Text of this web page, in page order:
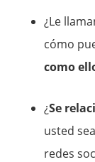
¿Le
cómo
como
¿Se
usted
redes